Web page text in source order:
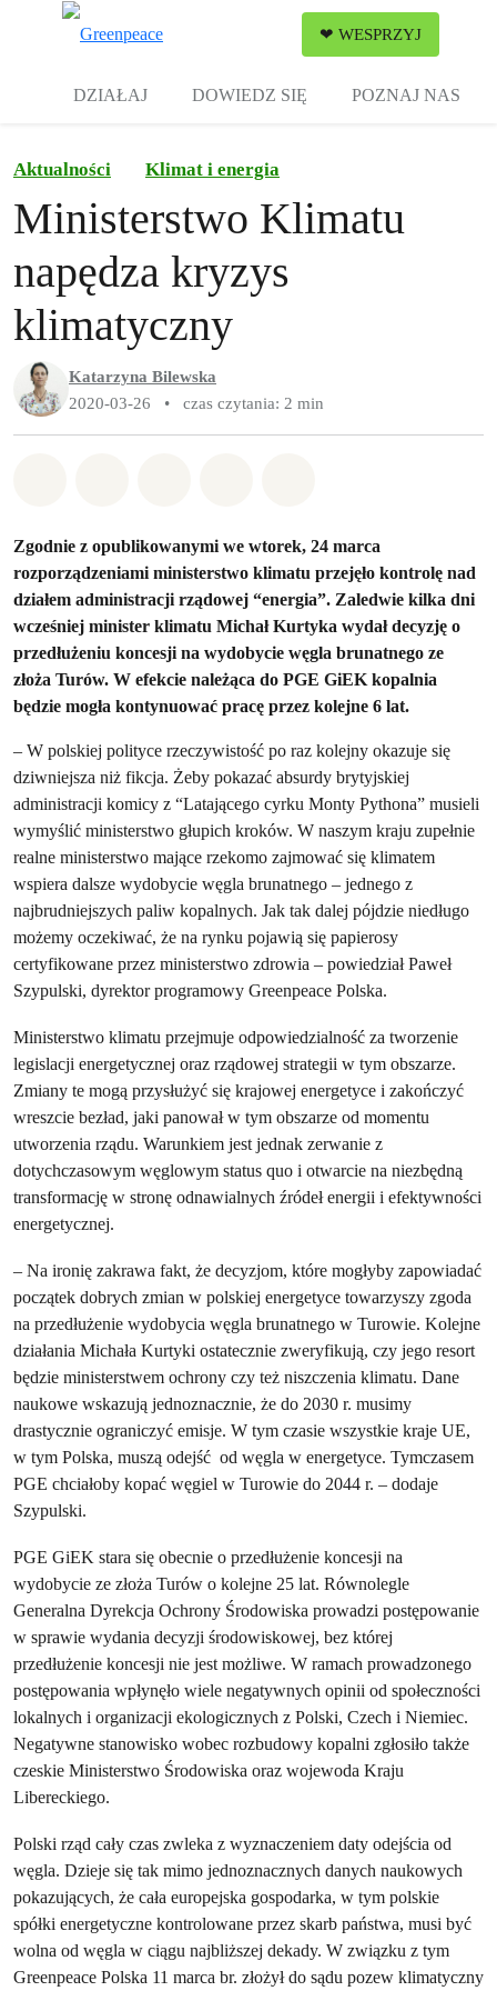
❤ WESPRZYJ
DZIAŁAJ DOWIEDZ SIĘ POZNAJ NAS
Aktualności Klimat i energia
Ministerstwo Klimatu
napędza kryzys
klimatyczny
Katarzyna Bilewska
2020-03-26
• czas czytania: 2 min
Zgodnie z opublikowanymi we wtorek, 24 marca
rozporządzeniamiministerstwo klimatu przejęło kontrolę nad
działem administracji rządowej “energia”. Zaledwie kilka dni
wcześniej minister klimatu Michał Kurtyka wydał decyzję o
przedłużeniu koncesji na wydobycie węgla brunatnego ze
złoża Turów. W efekcie należąca do PGE GiEK kopalnia
będzie mogła kontynuować pracę przez kolejne 6 lat.
– W polskiej polityce rzeczywistość po raz kolejny okazuje się
dziwniejsza niż fikcja. Żeby pokazać absurdy brytyjskiej
administracji komicy z “Latającego cyrku Monty Pythona” musieli
wymyślić ministerstwo głupich kroków. W naszym kraju zupełnie
realne ministerstwo mające rzekomo zajmować się klimatem
wspiera dalsze wydobycie węgla brunatnego – jednego z
najbrudniejszych paliw kopalnych. Jak tak dalej pójdzie niedługo
możemy oczekiwać, że na rynku pojawią się papierosy
certyfikowane przez ministerstwo zdrowia – powiedział Paweł
Szypulski, dyrektor programowy Greenpeace Polska.
Ministerstwo klimatu przejmuje odpowiedzialność za tworzenie
legislacji energetycznej oraz rządowej strategii w tym obszarze.
Zmiany te mogą przysłużyć się krajowej energetyce i zakończyć
wreszcie bezład, jaki panował w tym obszarze od momentu
utworzenia rządu. Warunkiem jest jednak zerwanie z
dotychczasowym węglowym status quo i otwarcie na niezbędną
transformację w stronę odnawialnych źródeł energii i efektywności
energetycznej.
– Na ironię zakrawa fakt, że decyzjom, które mogłyby zapowiadać
początek dobrych zmian w polskiej energetyce towarzyszy zgoda
na przedłużenie wydobycia węgla brunatnego w Turowie. Kolejne
działania Michała Kurtyki ostatecznie zweryfikują, czy jego resort
będzie ministerstwem ochrony czy też niszczenia klimatu. Dane
naukowe wskazują jednoznacznie, że do 2030 r. musimy
drastycznie ograniczyć emisje. W tym czasie wszystkie kraje UE,
w tym Polska, muszą odejść od węgla w energetyce. Tymczasem
PGE chciałoby kopać węgiel w Turowie do 2044 r. – dodaje
Szypulski.
PGE GiEK stara się obecnie o przedłużenie koncesji na
wydobycie ze złoża Turów o kolejne 25 lat. Równolegle
Generalna Dyrekcja Ochrony Środowiska prowadzi postępowanie
w sprawie wydania decyzji środowiskowej, bez której
przedłużenie koncesji nie jest możliwe. W ramach prowadzonego
postępowania wpłynęło wiele negatywnych opinii od społeczności
lokalnych i organizacji ekologicznych z Polski, Czech i Niemiec.
Negatywne stanowisko wobec rozbudowy kopalni zgłosiło także
czeskie Ministerstwo Środowiska oraz wojewoda Kraju
Libereckiego.
Polski rząd cały czas zwleka z wyznaczeniem daty odejścia od
węgla. Dzieje się tak mimo jednoznacznych danych naukowych
pokazujących, że cała europejska gospodarka, w tym polskie
spółki energetyczne kontrolowane przez skarb państwa, musi być
wolna od węgla w ciągu najbliższej dekady. W związku z tym
Greenpeace Polska 11 marca br. złożył do sądu pozew klimatyczny